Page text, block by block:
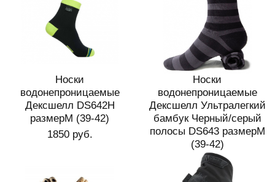
Носки
водонепроницаемые
Дексшелл DS642H
размерМ (39-42)
1850 руб.
Носки
водонепроницаемые
Дексшелл Ультралегкий
бамбук Черный/серый
полосы DS643 размерM
(39-42)
1850 руб.